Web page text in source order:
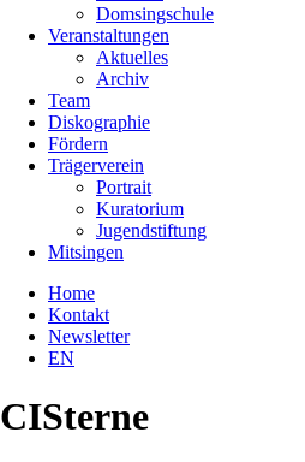
Domsingschule
Veranstaltungen
Aktuelles
Archiv
Team
Diskographie
Fördern
Trägerverein
Portrait
Kuratorium
Jugendstiftung
Mitsingen
Home
Kontakt
Newsletter
EN
CISterne